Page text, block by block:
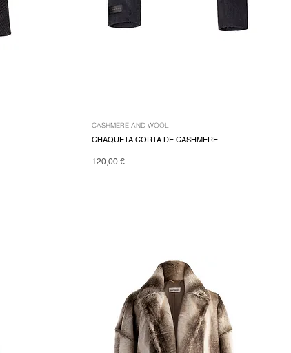
CASHMERE AND WOOL
CHAQUETA CORTA DE CASHMERE
Precio
120,00 €